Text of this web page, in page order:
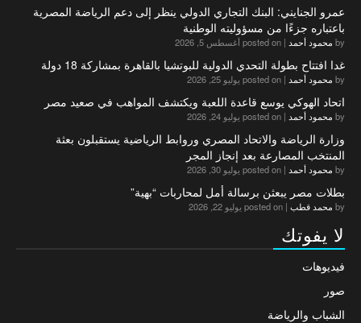
عمرو الجنايني: البنك التجاري الدولي ينظر إلى دعم الرياضة المصرية
باعتباره جزءًا من مسؤوليته الوطنية
by محمود أحمد | posted on أغسطس 5, 2026
غدا افتتاح بطولة التحدي الدولية للبوتشيا بالقاهرة بمشاركة 18 دولة
by محمود أحمد | posted on يوليو 25, 2026
اتحاد الهوكي يوسع قاعدة اللعبة ويكتشف المواهب في صعيد مصر
by محمود أحمد | posted on يوليو 24, 2026
وزارة الرياضة والاتحاد المصري وروابط الرياضية يستقبلون بعثة
المنتخب المصارعة بعد إنجاز المجر
by محمود أحمد | posted on يوليو 30, 2026
بطلات مصر يبعثن برسالة أمل لمحاربات “بهية”
by محمد قطب | posted on يوليو 22, 2026
لا يفوتك
فيديوهات
صور
الشباب والرياضة